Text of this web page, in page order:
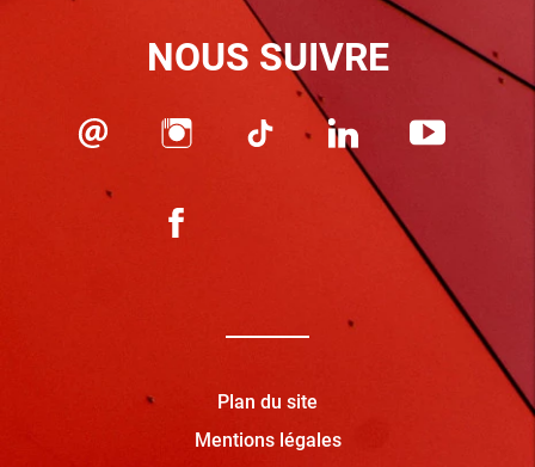
NOUS SUIVRE
Plan du site
Mentions légales